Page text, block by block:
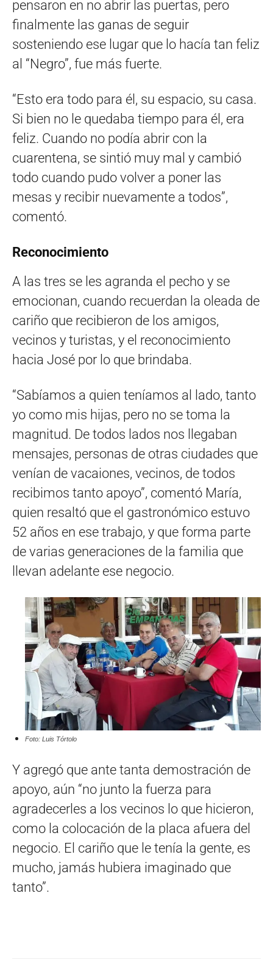
pensaron en no abrir las puertas, pero
finalmente las ganas de seguir
sosteniendo ese lugar que lo hacía tan feliz
al “Negro”, fue más fuerte.
“Esto era todo para él, su espacio, su casa.
Si bien no le quedaba tiempo para él, era
feliz. Cuando no podía abrir con la
cuarentena, se sintió muy mal y cambió
todo cuando pudo volver a poner las
mesas y recibir nuevamente a todos”,
comentó.
Reconocimiento
A las tres se les agranda el pecho y se
emocionan, cuando recuerdan la oleada de
cariño que recibieron de los amigos,
vecinos y turistas, y el reconocimiento
hacia José por lo que brindaba.
“Sabíamos a quien teníamos al lado, tanto
yo como mis hijas, pero no se toma la
magnitud. De todos lados nos llegaban
mensajes, personas de otras ciudades que
venían de vacaiones, vecinos, de todos
recibimos tanto apoyo”, comentó María,
quien resaltó que el gastronómico estuvo
52 años en ese trabajo, y que forma parte
de varias generaciones de la familia que
llevan adelante ese negocio.
Foto: Luis Tórtolo
Y agregó que ante tanta demostración de
apoyo, aún “no junto la fuerza para
agradecerles a los vecinos lo que hicieron,
como la colocación de la placa afuera del
negocio. El cariño que le tenía la gente, es
mucho, jamás hubiera imaginado que
tanto”.